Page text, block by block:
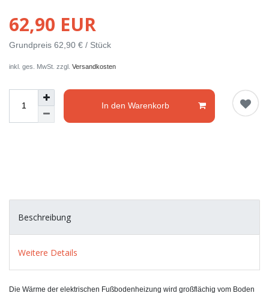
62,90 EUR
Grundpreis 62,90 € / Stück
inkl. ges. MwSt. zzgl. Versandkosten
In den Warenkorb
Beschreibung
Weitere Details
Die Wärme der elektrischen Fußbodenheizung wird großflächig vom Boden